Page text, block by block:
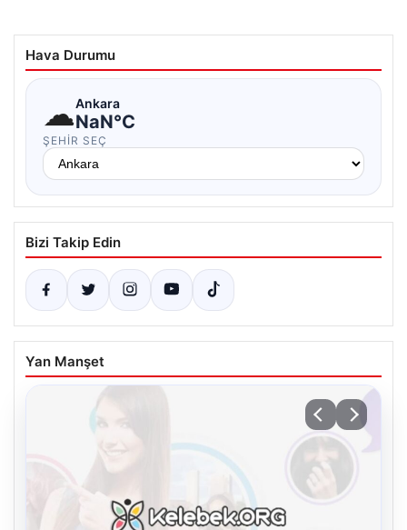
Hava Durumu
☁Ankara
NaN°C
ŞEHIR SEÇ
Bizi Takip Edin
Yan Manşet